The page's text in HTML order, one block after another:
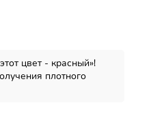
цвет - красный»!
плотного